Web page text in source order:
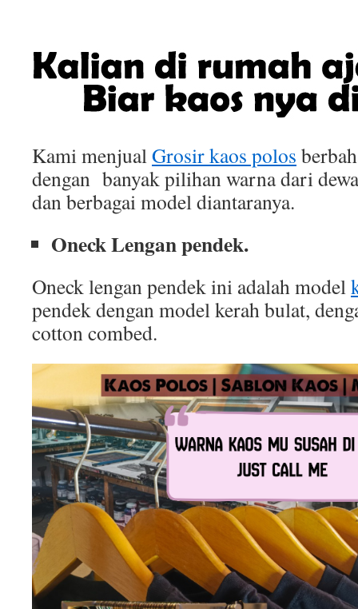
Kami menjualGrosir kaos polos
dengan banyak pilihan warna dari
dan berbagai model diantaranya.
Oneck Lengan pendek.
Oneck lengan pendek ini adalah model
pendek dengan model kerah bulat,
cotton combed.